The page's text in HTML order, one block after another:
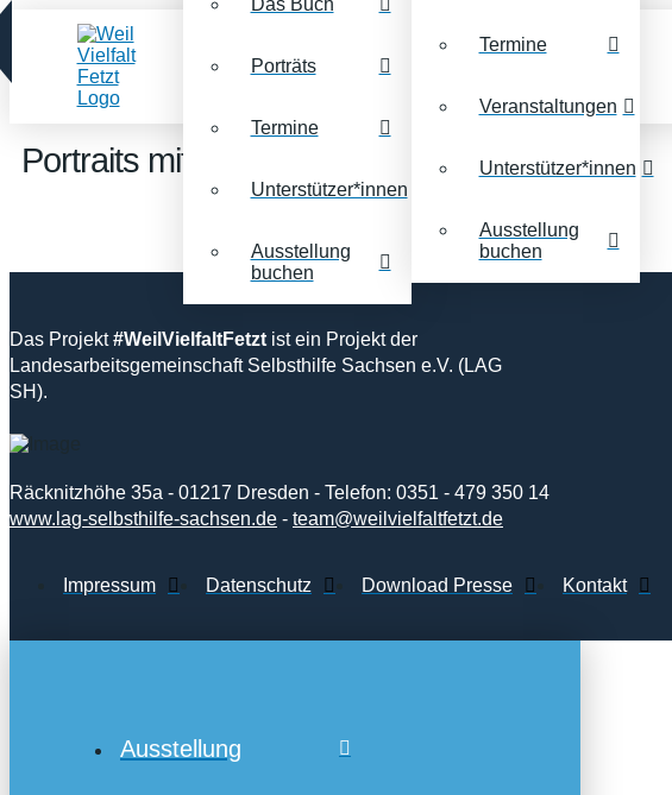
Das Buch
Porträts
Termine
Unterstützer*innen
Ausstellung
buchen
Termine
Veranstaltungen
Unterstützer*innen
Ausstellung
buchen
Portraits mit dem Stichwort: Unfall
Das Projekt#WeilVielfaltFetzt ist ein Projekt der
Landesarbeitsgemeinschaft Selbsthilfe Sachsen e.V. (LAG
SH).
Räcknitzhöhe 35a - 01217 Dresden - Telefon: 0351 - 479 350 14
www.lag-selbsthilfe-sachsen.de - team@weilvielfaltfetzt.de
Impressum Datenschutz Download Presse Kontakt
Ausstellung